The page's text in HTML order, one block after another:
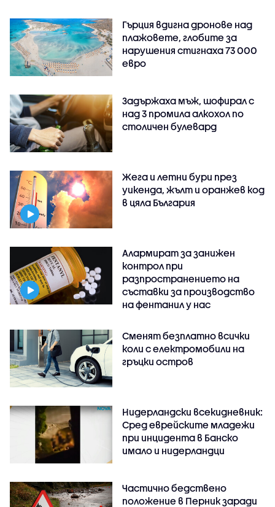
Гърция вдигна дронове над
плажовете, глобите за
нарушения стигнаха 73 000
евро
Задържаха мъж, шофирал с
над 3 промила алкохол по
столичен булевард
Жега и летни бури през
уикенда, жълт и оранжев код
в цяла България
Алармират за занижен
контрол при
разпространението на
съставки за производство
на фентанил у нас
Сменят безплатно всички
коли с електромобили на
гръцки остров
Нидерландски всекидневник:
Сред еврейските младежи
при инцидента в Банско
имало и нидерландци
Частично бедствено
положение в Перник заради